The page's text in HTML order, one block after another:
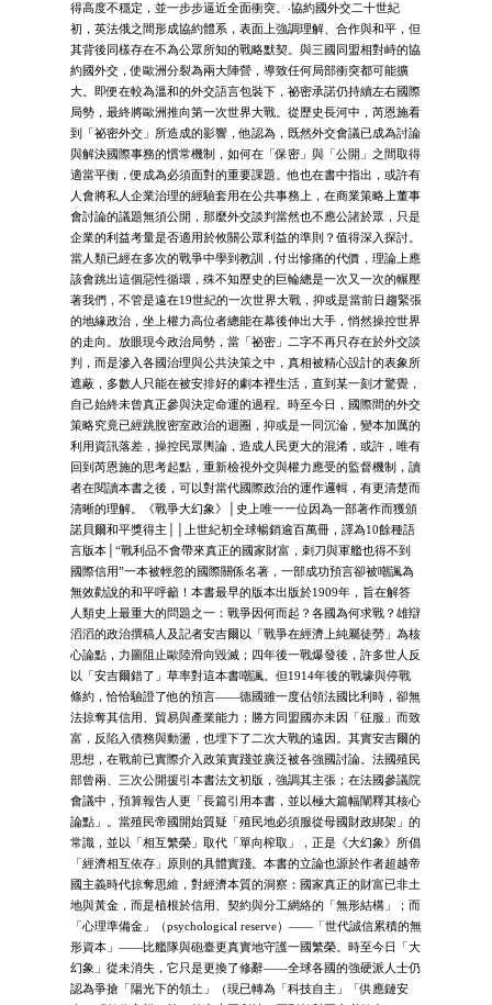
得高度不穩定，並一步步逼近全面衝突。‧協約國外交二十世紀
初，英法俄之間形成協約體系，表面上強調理解、合作與和平，但
其背後同樣存在不為公眾所知的戰略默契。與三國同盟相對峙的協
約國外交，使歐洲分裂為兩大陣營，導致任何局部衝突都可能擴
大。即便在較為溫和的外交語言包裝下，祕密承諾仍持續左右國際
局勢，最終將歐洲推向第一次世界大戰。從歷史長河中，芮恩施看
到「祕密外交」所造成的影響，他認為，既然外交會議已成為討論
與解決國際事務的慣常機制，如何在「保密」與「公開」之間取得
適當平衡，便成為必須面對的重要課題。他也在書中指出，或許有
人會將私人企業治理的經驗套用在公共事務上，在商業策略上董事
會討論的議題無須公開，那麼外交談判當然也不應公諸於眾，只是
企業的利益考量是否適用於攸關公眾利益的準則？值得深入探討。
當人類已經在多次的戰爭中學到教訓，付出慘痛的代價，理論上應
該會跳出這個惡性循環，殊不知歷史的巨輪總是一次又一次的輾壓
著我們，不管是遠在19世紀的一次世界大戰，抑或是當前日趨緊張
的地緣政治，坐上權力高位者總能在幕後伸出大手，悄然操控世界
的走向。放眼現今政治局勢，當「祕密」二字不再只存在於外交談
判，而是滲入各國治理與公共決策之中，真相被精心設計的表象所
遮蔽，多數人只能在被安排好的劇本裡生活，直到某一刻才驚覺，
自己始終未曾真正參與決定命運的過程。時至今日，國際間的外交
策略究竟已經跳脫密室政治的迴圈，抑或是一同沉淪，變本加厲的
利用資訊落差，操控民眾輿論，造成人民更大的混淆，或許，唯有
回到芮恩施的思考起點，重新檢視外交與權力應受的監督機制，讀
者在閱讀本書之後，可以對當代國際政治的運作邏輯，有更清楚而
清晰的理解。《戰爭大幻象》│史上唯一一位因為一部著作而獲頒
諾貝爾和平獎得主││上世紀初全球暢銷逾百萬冊，譯為10餘種語
言版本│“戰利品不會帶來真正的國家財富，刺刀與軍艦也得不到
國際信用”一本被輕忽的國際關係名著，一部成功預言卻被嘲諷為
無效勸說的和平呼籲！本書最早的版本出版於1909年，旨在解答
人類史上最重大的問題之一：戰爭因何而起？各國為何求戰？雄辯
滔滔的政治撰稿人及記者安吉爾以「戰爭在經濟上純屬徒勞」為核
心論點，力圖阻止歐陸滑向毀滅；四年後一戰爆發後，許多世人反
以「安吉爾錯了」草率對這本書嘲諷。但1914年後的戰壕與停戰
條約，恰恰驗證了他的預言——德國雖一度佔領法國比利時，卻無
法掠奪其信用、貿易與產業能力；勝方同盟國亦未因「征服」而致
富，反陷入債務與動盪，也埋下了二次大戰的遠因。其實安吉爾的
思想，在戰前已實際介入政策實踐並廣泛被各強國討論。法國殖民
部曾兩、三次公開援引本書法文初版，強調其主張；在法國參議院
會議中，預算報告人更「長篇引用本書，並以極大篇幅闡釋其核心
論點」。當殖民帝國開始質疑「殖民地必須服從母國財政綁架」的
常識，並以「相互繁榮」取代「單向榨取」，正是《大幻象》所倡
「經濟相互依存」原則的具體實踐。本書的立論也源於作者超越帝
國主義時代掠奪思維，對經濟本質的洞察：國家真正的財富已非土
地與黃金，而是植根於信用、契約與分工網絡的「無形結構」；而
「心理準備金」（psychological reserve）——「世代誠信累積的無
形資本」——比艦隊與砲臺更真實地守護一國繁榮。時至今日「大
幻象」從未消失，它只是更換了修辭——全球各國的強硬派人士仍
認為爭搶「陽光下的領土」（現已轉為「科技自主」「供應鏈安